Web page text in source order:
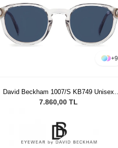
+9
David Beckham 1007/S KB749 Unisex
Güneş Gözlüğü
7.860,00 TL